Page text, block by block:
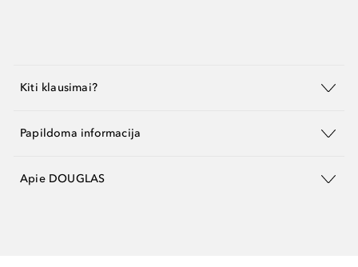
Kiti klausimai?
Papildoma informacija
Apie DOUGLAS